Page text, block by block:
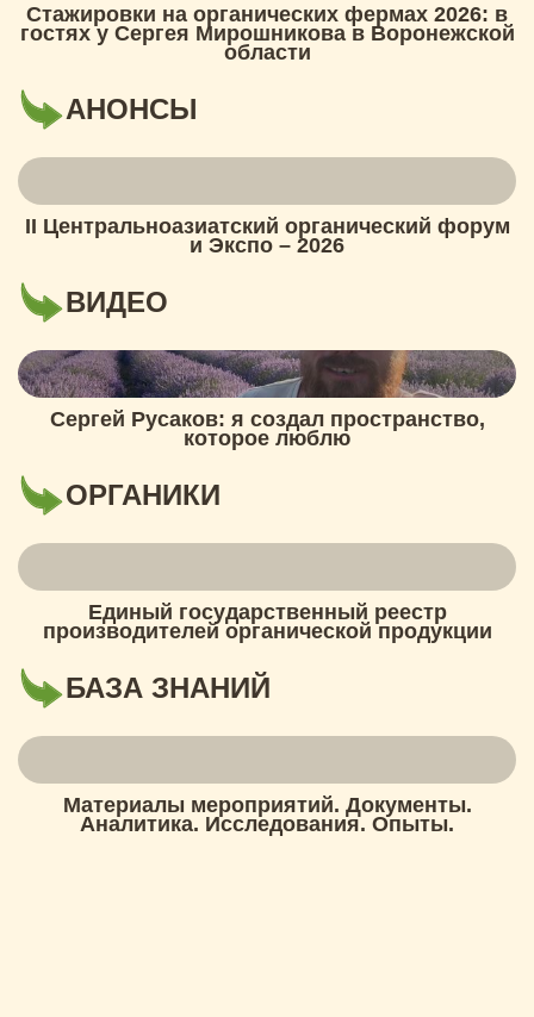
Стажировки на органических фермах 2026: в
гостях у Сергея Мирошникова в Воронежской
области
АНОНСЫ
II Центральноазиатский органический форум
и Экспо – 2026
ВИДЕО
Сергей Русаков: я создал пространство,
которое люблю
ОРГАНИКИ
Единый государственный реестр
производителей органической продукции
БАЗА ЗНАНИЙ
Материалы мероприятий. Документы.
Аналитика. Исследования. Опыты.